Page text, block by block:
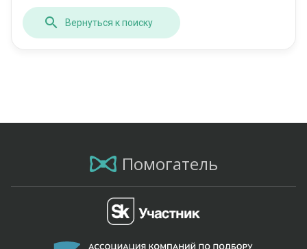
Вернуться к поиску
Помогатель